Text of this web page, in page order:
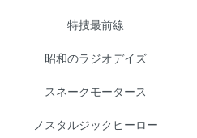
特捜最前線
昭和のラジオデイズ
スネークモータース
ノスタルジックヒーロー